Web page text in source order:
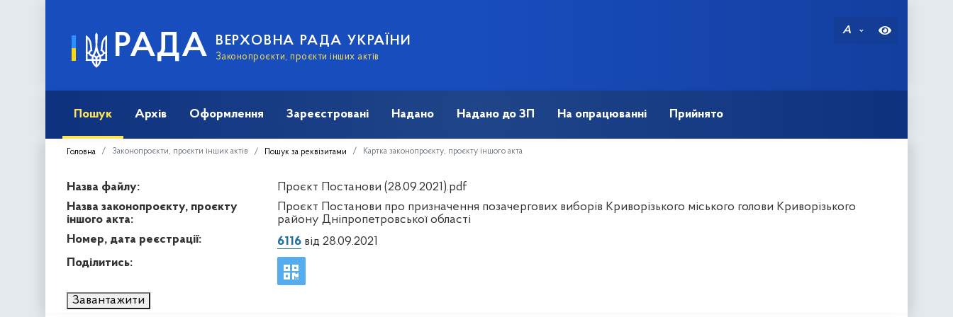
РАДА ВЕРХОВНА РАДА УКРАЇНИ
Законопроєкти, проєкти інших актів
A
Пошук Архів Оформлення Зареєстровані Надано Надано до ЗП На опрацюванні Прийнято
Головна Законопроєкти, проєкти інших актів Пошук за реквізитами Картка законопроєкту, проєкту іншого акта
Назва файлу:
Проєкт Постанови (28.09.2021).pdf
Назва законопроєкту, проєкту
іншого акта:
Проєкт Постанови про призначення позачергових виборів Криворізького міського голови Криворізького
району Дніпропетровської області
Номер, дата реєстрації:
6116від 28.09.2021
Поділитись:
Завантажити